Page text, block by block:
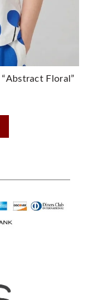
Floral”